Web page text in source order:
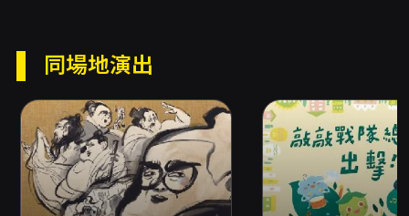
開始後10分鐘內向現場工作人員反映，逾期不受
注意事項與個資使用說明：活動所蒐集之姓名、
電話、身分證字號等資料僅供入場驗證使用，不
會提供給無關第三方。
同場地演出